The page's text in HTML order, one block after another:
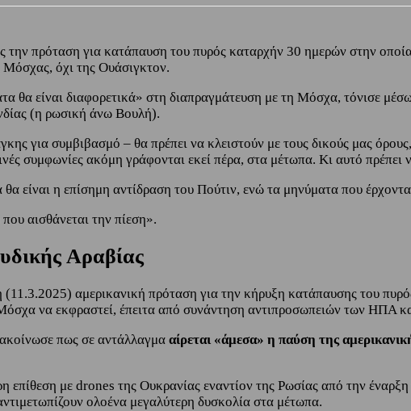
την πρόταση για κατάπαυση του πυρός καταρχήν 30 ημερών στην
Μόσχας, όχι της Ουάσιγκτον.
θα είναι διαφορετικά» στη διαπραγμάτευση με τη Μόσχα, τόνισε
(η ρωσική άνω Βουλή).
για συμβιβασμό – θα πρέπει να κλειστούν με τους δικούς μας όρους,
συμφωνίες ακόμη γράφονται εκεί πέρα, στα μέτωπα. Κι αυτό
είναι η επίσημη αντίδραση του Πούτιν, ενώ τα μηνύματα που
αισθάνεται την πίεση».
Αραβίας
αμερικανική πρόταση για την κήρυξη κατάπαυσης του
να εκφραστεί, έπειτα από συνάντηση αντιπροσωπειών των ΗΠΑ
πως σε αντάλλαγμα αίρεται «άμεσα» η παύση της
επίθεση με drones της Ουκρανίας εναντίον της Ρωσίας από την
ολοένα μεγαλύτερη δυσκολία στα μέτωπα.